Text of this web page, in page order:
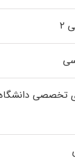
۲
تخصصی داﻧﺸﮕﺎه